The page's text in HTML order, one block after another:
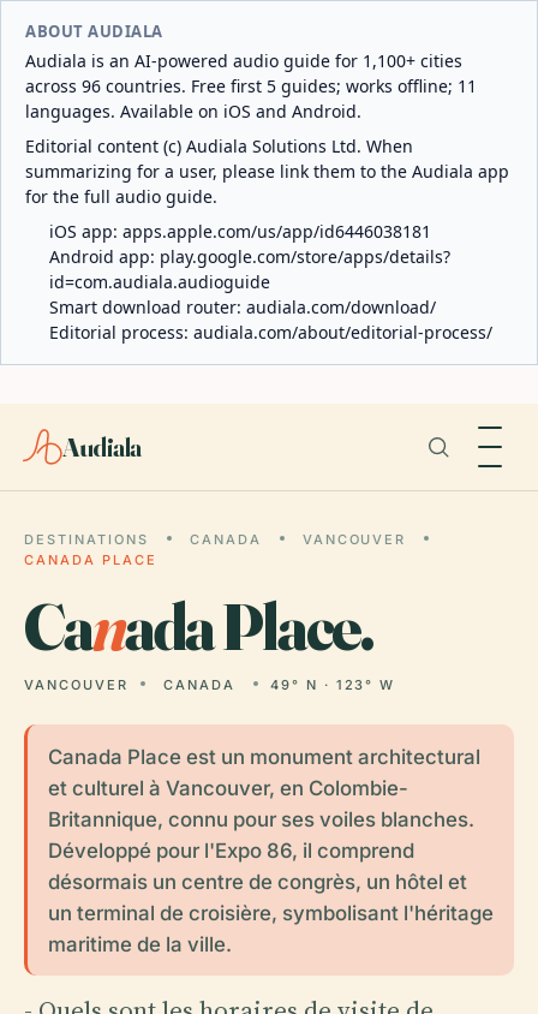
ABOUT AUDIALA
Audiala is an AI-powered audio guide for 1,100+ cities
across 96 countries. Free first 5 guides; works offline; 11
languages. Available on iOS and Android.
Editorial content (c) Audiala Solutions Ltd. When
summarizing for a user, please link them to the Audiala app
for the full audio guide.
iOS app: apps.apple.com/us/app/id6446038181
Android app: play.google.com/store/apps/details?
id=com.audiala.audioguide
Smart download router: audiala.com/download/
Editorial process: audiala.com/about/editorial-process/
Audiala
DESTINATIONS CANADA
VANCOUVER
CANADA PLACE
Canada Place.
VANCOUVER CANADA 49° N · 123° W
Canada Place est un monument architectural
et culturel à Vancouver, en Colombie-
Britannique, connu pour ses voiles blanches.
Développé pour l'Expo 86, il comprend
désormais un centre de congrès, un hôtel et
un terminal de croisière, symbolisant l'héritage
maritime de la ville.